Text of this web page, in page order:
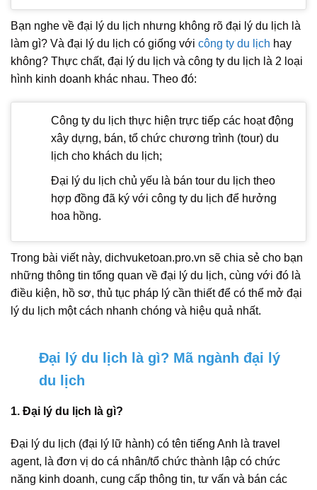
Bạn nghe về đại lý du lịch nhưng không rõ đại lý du lịch là
làm gì? Và đại lý du lịch có giống với công ty du lịch hay
không? Thực chất, đại lý du lịch và công ty du lịch là 2 loại
hình kinh doanh khác nhau. Theo đó:
Công ty du lịch thực hiện trực tiếp các hoạt động
xây dựng, bán, tổ chức chương trình (tour) du
lịch cho khách du lịch;
Đại lý du lịch chủ yếu là bán tour du lịch theo
hợp đồng đã ký với công ty du lịch để hưởng
hoa hồng.
Trong bài viết này, dichvuketoan.pro.vn sẽ chia sẻ cho bạn
những thông tin tổng quan về đại lý du lịch, cùng với đó là
điều kiện, hồ sơ, thủ tục pháp lý cần thiết để có thể mở đại
lý du lịch một cách nhanh chóng và hiệu quả nhất.
Đại lý du lịch là gì? Mã ngành đại lý
du lịch
1. Đại lý du lịch là gì?
Đại lý du lịch (đại lý lữ hành) có tên tiếng Anh là travel
agent, là đơn vị do cá nhân/tổ chức thành lập có chức
năng kinh doanh, cung cấp thông tin, tư vấn và bán các